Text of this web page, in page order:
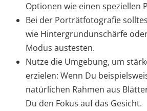
Optionen wie einen speziellen
Bei der Porträtfotografie
wie Hintergrundunschärfe
Modus austesten.
Nutze die Umgebung, um
erzielen: Wenn Du
natürlichen Rahmen aus
Du den Fokus auf das Gesicht.